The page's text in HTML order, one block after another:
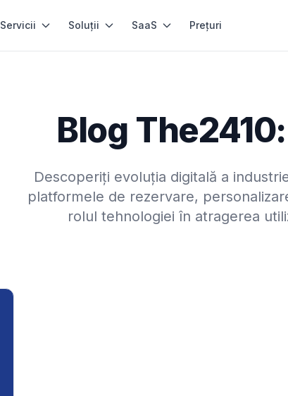
Servicii Soluții SaaS Prețuri
Blog
Descoperiți evoluția digitală a
platformele de rezervare,
rolul tehnologiei în atragerea